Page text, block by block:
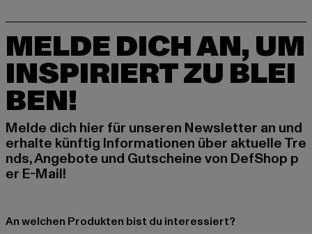
MELDE DICH AN, UM
INSPIRIERT ZU BLEI
BEN!
Melde dich hier für unseren Newsletter an und
erhalte künftig Informationen über aktuelle Tre
nds, Angebote und Gutscheine von DefShop p
er E-Mail!
An welchen Produkten bist du interessiert?